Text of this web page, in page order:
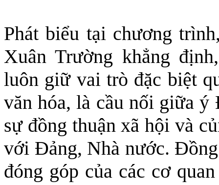
Phát biểu tại chương
Xuân Trường khẳng
luôn giữ vai trò đặc biệt
văn hóa, là cầu nối giữa
sự đồng thuận xã hội và
với Đảng, Nhà nước.
đóng góp của các cơ